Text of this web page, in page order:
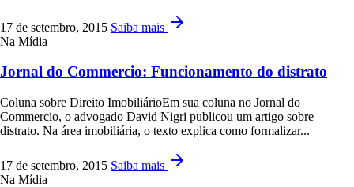
17 de setembro, 2015 Saiba mais
Na Mídia
Jornal do Commercio: Funcionamento do distrato
Coluna sobre Direito ImobiliárioEm sua coluna no Jornal do
Commercio, o advogado David Nigri publicou um artigo sobre
distrato. Na área imobiliária, o texto explica como formalizar...
17 de setembro, 2015 Saiba mais
Na Mídia